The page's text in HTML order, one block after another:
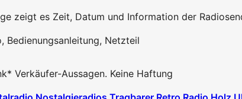
zeigt es Zeit, Datum und Information der
Bedienungsanleitung, Netzteil
Verkäufer-Aussagen. Keine Haftung